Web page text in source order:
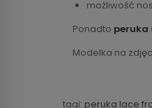
możliwość
Ponadto peruka
Modelka na
tagi: peruka lace